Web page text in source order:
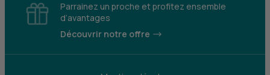
Parrainez un proche et profitez ensemble
d’avantages
Découvrir notre offre